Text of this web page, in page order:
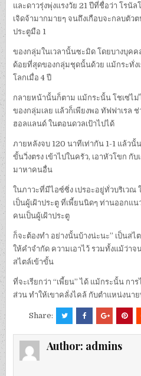
และดาวรุ่งพุ่งแรงวัย 21 ปีที่ชื่อว่า โร
เจิดจ้ามากมายๆ จนถึงเกือบจะกลบตัว
ประตูมือ 1
ของกลุ่มในเวลานั้นซะมิด โดยบางบุค
ด้อยที่สุดของกลุ่มชุดนั้นด้วย แม้กระทั่ง
โลกเมื่อ 4 ปี
กลายหน้านั้นก็ตาม แม้กระนั้น โชเซ่ไม่
ของกลุ่มเลย แล้วก็เพียงพอ ทัฟฟาเรล
ฮอลแลนด์ ในตอนดวลเป้าไปได้
ภายหลังจบ 120 นาทีเท่ากัน 1-1 แล้วนั้
ขั้นวิ่งตรง เข้าไปในครัว, เอาหัวโขก กั
มาหาคนอื่น
ในภาวะที่มีไอซ์ซิ่ง เปรอะอยู่ทั่วบริเว
เป็นผู้เฝ้าประตู ที่เพี้ยนนิดๆ ท่านออกแ
คนเป็นผู้เฝ้าประตู
ก็จะต้องทำ อย่างนั้นบ้างน่ะนะ” เป็นสไ
ให้คำจำกัด ความเอาไว้ รวมทั้งแม้ว่า
สไตล์เข้าขั้น
ที่จะเรียกว่า “เพี้ยน” ได้ แม้กระนั้น กา
ส่วน ทำให้เขาคลั่งไคล้ กับตำแหน่งนา
Share:
Author: admins